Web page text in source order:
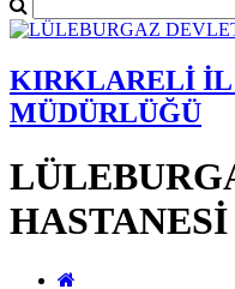
KIRKLARELİ İL
MÜDÜRLÜĞÜ
HASTANESİ